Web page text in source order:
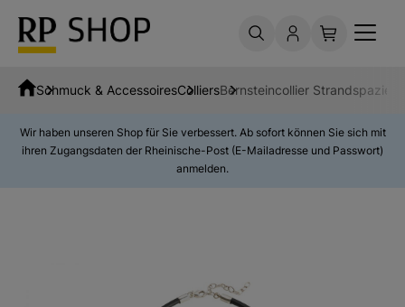
Schmuck & AccessoiresColliersBernsteincollier
Wir haben unseren Shop für Sie verbessert. Ab sofort können Sie sich mit
ihren Zugangsdaten der Rheinische-Post (E-Mailadresse und Passwort)
anmelden.